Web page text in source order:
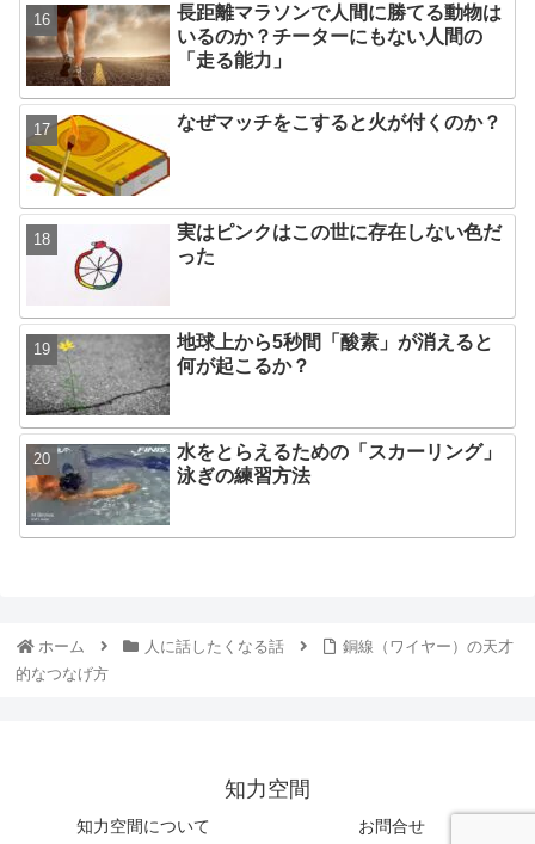
長距離マラソンで人間に勝てる動物は
いるのか？チーターにもない人間の
「走る能力」
なぜマッチをこすると火が付くのか？
実はピンクはこの世に存在しない色だ
った
地球上から5秒間「酸素」が消えると
何が起こるか？
水をとらえるための「スカーリング」
泳ぎの練習方法
ホーム 人に話したくなる話
銅線（ワイヤー）の天才
的なつなげ方
知力空間
知力空間について お問合せ